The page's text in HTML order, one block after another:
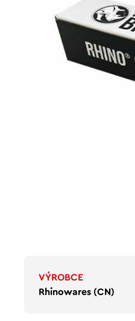
VÝROBCE
Rhinowares (CN)